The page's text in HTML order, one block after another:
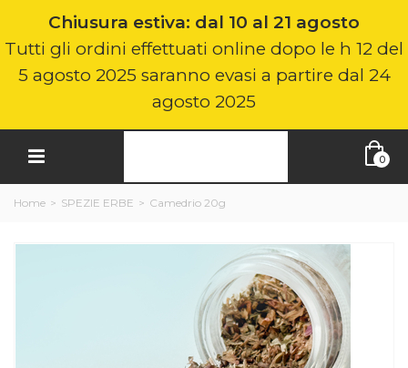
Chiusura estiva: dal 10 al 21 agosto
Tutti gli ordini effettuati online dopo le h 12 del
5 agosto 2025 saranno evasi a partire dal 24
agosto 2025
0
Home > SPEZIE ERBE > Camedrio 20g